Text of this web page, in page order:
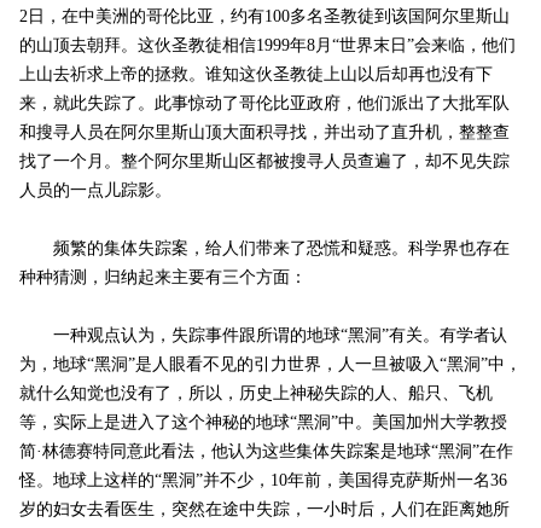
2日，在中美洲的哥伦比亚，约有100多名圣教徒到该国阿尔里斯山
的山顶去朝拜。这伙圣教徒相信1999年8月“世界末日”会来临，他们
上山去祈求上帝的拯救。谁知这伙圣教徒上山以后却再也没有下
来，就此失踪了。此事惊动了哥伦比亚政府，他们派出了大批军队
和搜寻人员在阿尔里斯山顶大面积寻找，并出动了直升机，整整查
找了一个月。整个阿尔里斯山区都被搜寻人员查遍了，却不见失踪
人员的一点儿踪影。
频繁的集体失踪案，给人们带来了恐慌和疑惑。科学界也存在
种种猜测，归纳起来主要有三个方面：
一种观点认为，失踪事件跟所谓的地球“黑洞”有关。有学者认
为，地球“黑洞”是人眼看不见的引力世界，人一旦被吸入“黑洞”中，
就什么知觉也没有了，所以，历史上神秘失踪的人、船只、飞机
等，实际上是进入了这个神秘的地球“黑洞”中。美国加州大学教授
简·林德赛特同意此看法，他认为这些集体失踪案是地球“黑洞”在作
怪。地球上这样的“黑洞”并不少，10年前，美国得克萨斯州一名36
岁的妇女去看医生，突然在途中失踪，一小时后，人们在距离她所